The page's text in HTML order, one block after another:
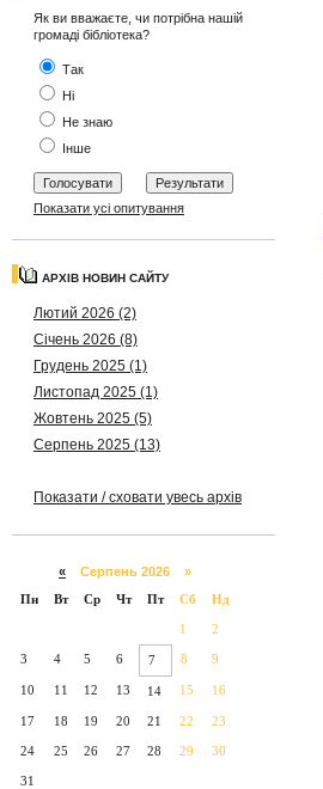
Як ви вважаєте, чи потрібна нашій
громаді бібліотека?
Так
Ні
Не знаю
Інше
Показати усі опитування
АРХІВ НОВИН САЙТУ
Лютий 2026 (2)
Січень 2026 (8)
Грудень 2025 (1)
Листопад 2025 (1)
Жовтень 2025 (5)
Серпень 2025 (13)
Показати / сховати увесь архів
« Серпень 2026 »
Пн
Вт Ср Чт Пт Сб Нд
1 2
3 4 5 6 7 8 9
10 11 12 13 14 15 16
17 18 19 20 21 22 23
24 25 26 27 28 29 30
31